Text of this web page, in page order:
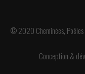
© 2020 Cheminées, Poêles
Conception &